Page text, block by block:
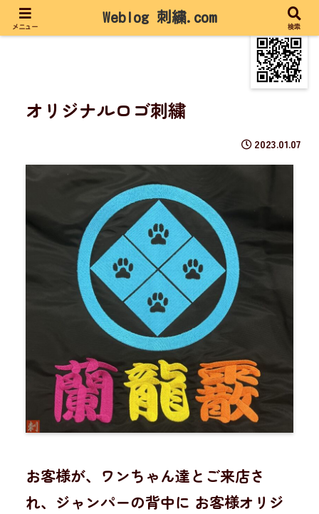
オリジナルロゴ刺繍
2023.01.07
お客様が、ワンちゃん達とご来店さ
れ、ジャンパーの背中に お客様オリジ
メニュー
Weblog 刺繍.com
検索